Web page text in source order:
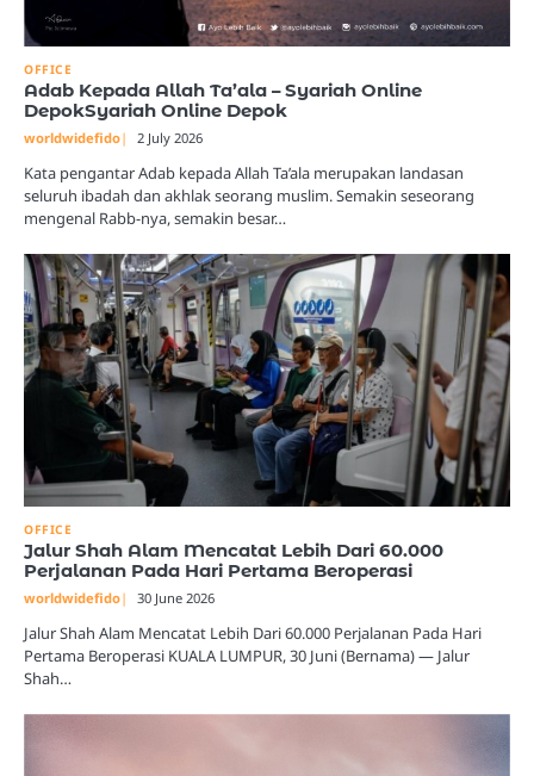
OFFICE
Adab Kepada Allah Ta’ala – Syariah Online
DepokSyariah Online Depok
worldwidefido 2 July 2026
Kata pengantar Adab kepada Allah Ta’ala merupakan landasan
seluruh ibadah dan akhlak seorang muslim. Semakin seseorang
mengenal Rabb-nya, semakin besar…
OFFICE
Jalur Shah Alam Mencatat Lebih Dari 60.000
Perjalanan Pada Hari Pertama Beroperasi
worldwidefido 30 June 2026
Jalur Shah Alam Mencatat Lebih Dari 60.000 Perjalanan Pada Hari
Pertama Beroperasi KUALA LUMPUR, 30 Juni (Bernama) — Jalur
Shah…